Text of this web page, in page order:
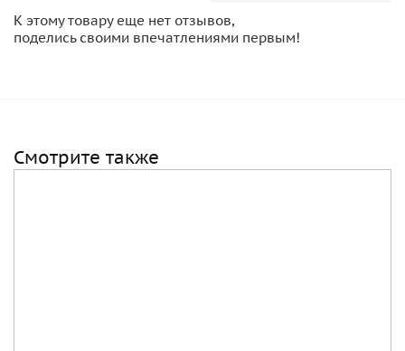
К этому товару еще нет отзывов,
поделись своими впечатлениями первым!
Смотрите также